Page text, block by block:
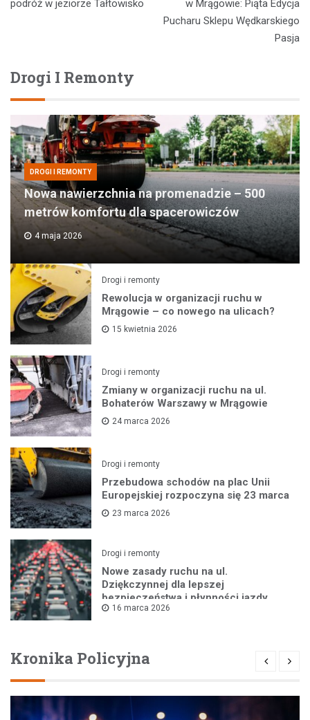
podróż w jeziorze Tałtowisko
w Mrągowie: Piąta Edycja
Pucharu Sklepu Wędkarskiego
Pasja
Drogi I Remonty
DROGI I REMONTY
Nowa nawierzchnia na promenadzie – 500
metrów komfortu dla spacerowiczów
4 maja 2026
Drogi i remonty
Rewolucja w organizacji ruchu w
Mrągowie – co nowego na ulicach?
15 kwietnia 2026
Drogi i remonty
Zmiany w organizacji ruchu na ul.
Bohaterów Warszawy w Mrągowie
24 marca 2026
Drogi i remonty
Przebudowa schodów na plac Unii
Europejskiej rozpoczyna się 23 marca
23 marca 2026
Drogi i remonty
Nowe zasady ruchu na ul.
Dziękczynnej dla lepszej
bezpieczeństwa i płynności jazdy
16 marca 2026
Kronika Policyjna